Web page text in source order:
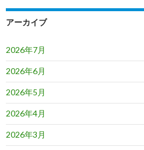
アーカイブ
2026年7月
2026年6月
2026年5月
2026年4月
2026年3月